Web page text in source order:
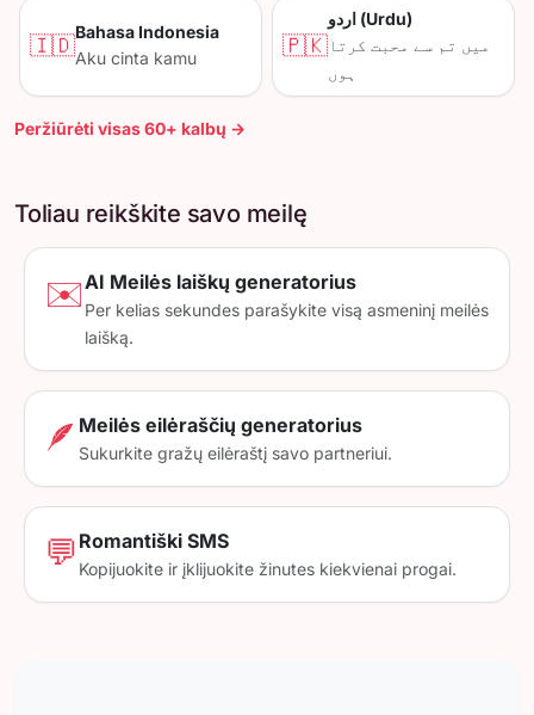
🇮🇩Bahasa Indonesia
Aku cinta kamu
🇵🇰
اردو (Urdu)
میں تم سے محبت کرتا
ہوں
Peržiūrėti visas 60+ kalbų →
Toliau reikškite savo meilę
✉️AI Meilės laiškų generatorius
Per kelias sekundes parašykite visą asmeninį meilės
laišką.
🪶 Meilės eilėraščių generatorius
Sukurkite gražų eilėraštį savo partneriui.
💬 Romantiški SMS
Kopijuokite ir įklijuokite žinutes kiekvienai progai.